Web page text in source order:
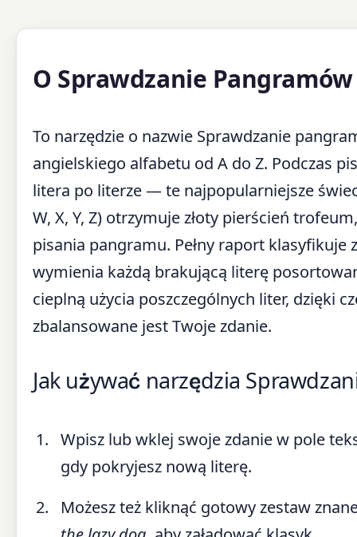
O Sprawdzanie Pangramów
To narzędzie o nazwie Sprawdzanie
angielskiego alfabetu od A do Z. Podczas
litera po literze — te najpopularniejsze
W, X, Y, Z) otrzymuje złoty pierścień
pisania pangramu. Pełny raport klasyfikuje
wymienia każdą brakującą literę
cieplną użycia poszczególnych liter, dzięki
zbalansowane jest Twoje zdanie.
Jak używać narzędzia
Wpisz lub wklej swoje zdanie w pole
gdy pokryjesz nową literę.
Możesz też kliknąć gotowy zestaw